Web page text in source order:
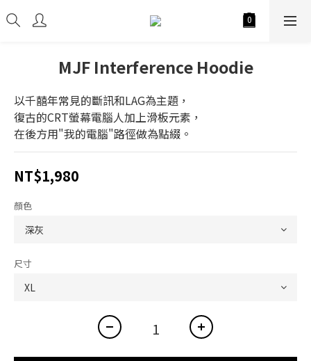
MJF Interference Hoodie
以千囍年常見的斷訊和LAG為主題，
復古的CRT螢幕電腦人加上滑板元素，
在後方用"我的電腦"路徑做為點綴。
NT$1,980
顏色
尺寸